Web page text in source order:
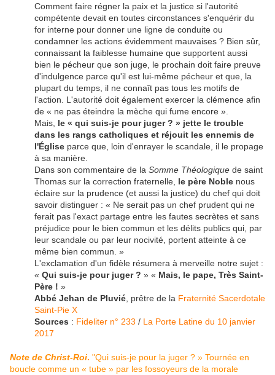
Comment faire régner la paix et la justice si l'autorité
compétente devait en toutes circonstances s'enquérir du
for interne pour donner une ligne de conduite ou
condamner les actions évidemment mauvaises ? Bien sûr,
connaissant la faiblesse humaine que supportent aussi
bien le pécheur que son juge, le prochain doit faire preuve
d'indulgence parce qu'il est lui-même pécheur et que, la
plupart du temps, il ne connaît pas tous les motifs de
l'action. L'autorité doit également exercer la clémence afin
de « ne pas éteindre la mèche qui fume encore ».
Mais, le « qui suis-je pour juger ? » jette le trouble
dans les rangs catholiques et réjouit les ennemis de
l'Église parce que, loin d'enrayer le scandale, il le propage
à sa manière.
Dans son commentaire de la Somme Théologique de saint
Thomas sur la correction fraternelle, le père Noble nous
éclaire sur la prudence (et aussi la justice) du chef qui doit
savoir distinguer : « Ne serait pas un chef prudent qui ne
ferait pas l'exact partage entre les fautes secrètes et sans
préjudice pour le bien commun et les délits publics qui, par
leur scandale ou par leur nocivité, portent atteinte à ce
même bien commun. »
L'exclamation d'un fidèle résumera à merveille notre sujet :
« Qui suis-je pour juger ? » « Mais, le pape, Très Saint-
Père ! »
Abbé Jehan de Pluvié , prêtre de la Fraternité Sacerdotale
Saint-Pie X
Sources : Fideliter n° 233 / La Porte Latine du 10 janvier
2017
Note de Christ-Roi. "Qui suis-je pour la juger ? » Tournée en
boucle comme un « tube » par les fossoyeurs de la morale